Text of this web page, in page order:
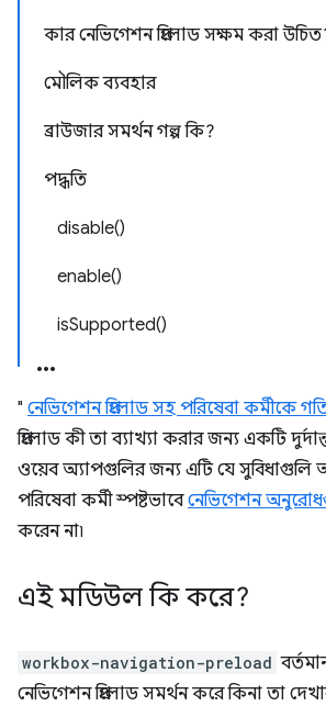
কার নেভিগেশন প্রিলোড সক্ষম করা
মৌলিক ব্যবহার
ব্রাউজার সমর্থন গল্প কি?
পদ্ধতি
disable()
enable()
isSupported()
" নেভিগেশন প্রিলোড সহ পরিষেবা কর্মীকে
প্রিলোড কী তা ব্যাখ্যা করার জন্য একটি
ওয়েব অ্যাপগুলির জন্য এটি যে সুবিধাগুলি
পরিষেবা কর্মী স্পষ্টভাবেনেভিগেশন
করেন না৷
এই মডিউল কি করে?
workbox-navigation-preload
নেভিগেশন প্রিলোড সমর্থন করে কিনা তা